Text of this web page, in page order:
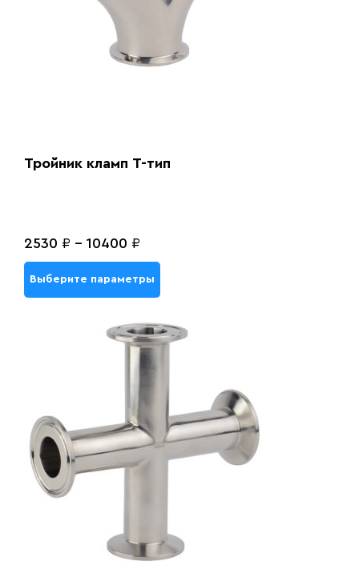
Тройник кламп T-тип
2530 ₽ - 10400 ₽
Выберите параметры